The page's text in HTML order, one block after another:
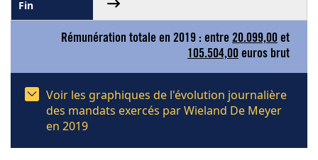
Rémunération totale en 2019 : entre 20.099,00 et
105.504,00 euros brut
Voir les graphiques de l'évolution journalière
des mandats exercés par Wieland De Meyer
en 2019